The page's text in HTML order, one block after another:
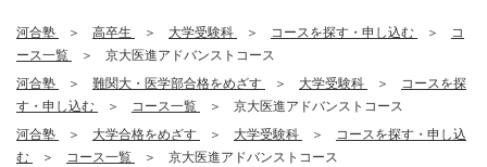
河合塾 高卒生 大学受験科 コースを探す・申し込む
コ
ース一覧
京大医進アドバンストコース
河合塾
難関大・医学部合格をめざす 大学受験科
コースを探
す・申し込む
コース一覧
京大医進アドバンストコース
河合塾
大学合格をめざす 大学受験科
コースを探す・申し込
む
コース一覧 京大医進アドバンストコース